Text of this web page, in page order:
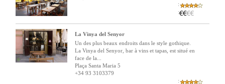
:
:
La Vinya del Senyor
Un des plus beaux endroits dans le style gothique.
La Vinya del Senyor, bar à vins et tapas, est situé en
face de la...
Plaça Santa Maria 5
+34 93 3103379
: